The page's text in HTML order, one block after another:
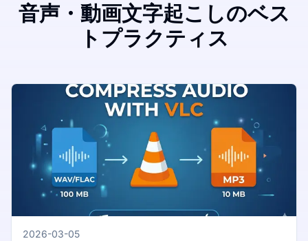
音声・動画文字起こしのベス
トプラクティス
2026-03-05